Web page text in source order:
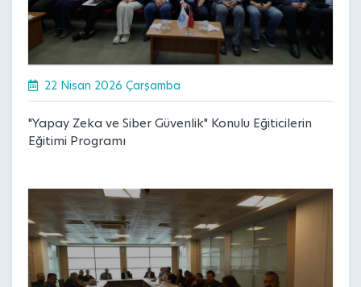
22 Nisan 2026 Çarşamba
"Yapay Zeka ve Siber Güvenlik" Konulu Eğiticilerin
Eğitimi Programı